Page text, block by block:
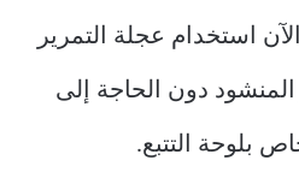
استخدام عجلة التمرير
دون الحاجة إلى
بلوحة التتبع.